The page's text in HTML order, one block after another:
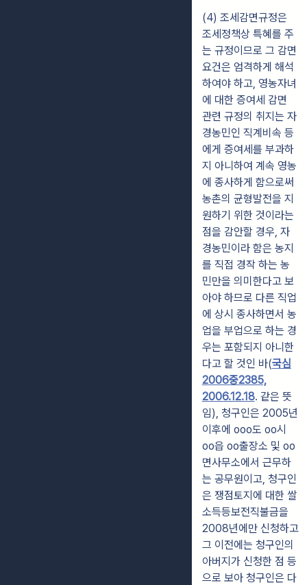
(4) 조세감면규정은
조세정책상 특혜를 주
는 규정이므로 그 감면
요건은 엄격하게 해석
하여야 하고, 영농자녀
에 대한 증여세 감면
관련 규정의 취지는 자
경농민인 직계비속 등
에게 증여세를 부과하
지 아니하여 계속 영농
에 종사하게 함으로써
농촌의 균형발전을 지
원하기 위한 것이라는
점을 감안할 경우, 자
경농민이라 함은 농지
를 직접 경작 하는 농
민만을 의미한다고 보
아야 하므로 다른 직업
에 상시 종사하면서 농
업을 부업으로 하는 경
우는 포함되지 아니한
다고 할 것인 바(국심
2006중2385,
2006.12.18. 같은 뜻
임), 청구인은 2005년
이후에 ooo도 oo시
oo읍 oo출장소 및 oo
면사무소에서 근무하
는 공무원이고, 청구인
은 쟁점토지에 대한 쌀
소득등보전직불금을
2008년에만 신청하고
그 이전에는 청구인의
아버지가 신청한 점 등
으로 보아 청구인은 다